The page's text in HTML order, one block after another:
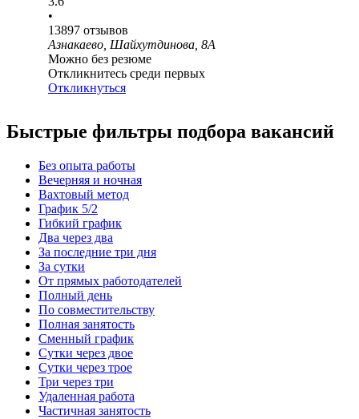
•
13897 отзывов
Азнакаево, Шайхутдинова, 8А
Можно без резюме
Откликнитесь среди первых
Откликнуться
Быстрые фильтры подбора вакансий
Без опыта работы
Вечерняя и ночная
Вахтовый метод
График 5/2
Гибкий график
Два через два
За последние три дня
За сутки
От прямых работодателей
Полный день
По совместительству
Полная занятость
Сменный график
Сутки через двое
Сутки через трое
Три через три
Удаленная работа
Частичная занятость